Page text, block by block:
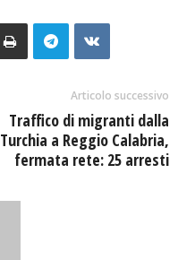
Articolo successivo
Traffico di migranti dalla
Turchia a Reggio Calabria,
fermata rete: 25 arresti